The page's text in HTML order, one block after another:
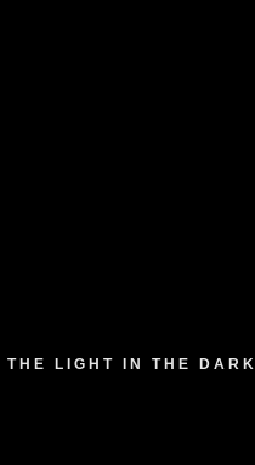
T H E L I G H T I N T H E D A R K